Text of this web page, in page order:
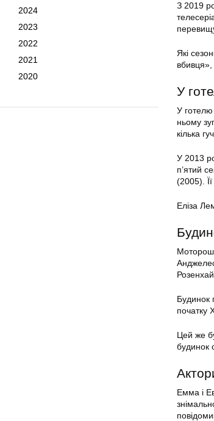
2024
2023
2022
2021
2020
З 2019
Які
У
У
ньому
кілька
У 2013
п’ятий
(2005).
Еліза
Будинок
початку
Цей же
будинок
Емма і